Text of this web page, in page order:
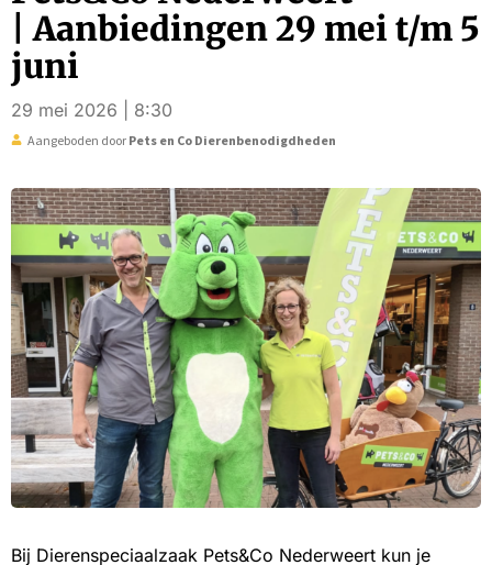
| Aanbiedingen 29 mei t/m 5
juni
29 mei 2026 | 8:30
Aangeboden door Pets en Co Dierenbenodigdheden
Bij Dierenspeciaalzaak Pets&Co Nederweert kun je